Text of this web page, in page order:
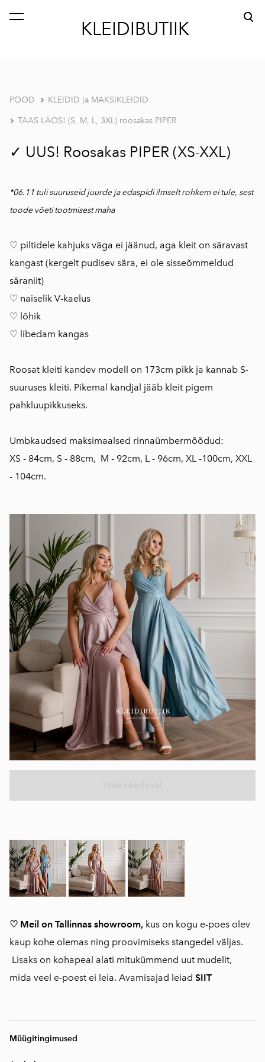
KLEIDIBUTIIK
lisati ostukorvi. Vaata ostukorvi
POOD KLEIDID ja MAKSIKLEIDID
TAAS LAOS! (S, M, L, 3XL) roosakas PIPER
♡ Meil on Tallinnas showroom, kus on kogu e-poes olev
kaup kohe olemas ning proovimiseks stangedel väljas.
Lisaks on kohapeal alati mitukümmend uut mudelit,
mida veel e-poest ei leia. Avamisajad leiad SIIT
✓ UUS! Roosakas PIPER (XS-XXL)
*06.11 tuli suuruseid juurde ja edaspidi ilmselt rohkem ei tule, sest
toode võeti tootmisest maha
♡ piltidele kahjuks väga ei jäänud, aga kleit on säravast
kangast (kergelt pudisev sära, ei ole sisseõmmeldud
säraniit)
♡ naiselik V-kaelus
♡ lõhik
♡ libedam kangas
Roosat kleiti kandev modell on 173cm pikk ja kannab S-
suuruses kleiti. Pikemal kandjal jääb kleit pigem
pahkluupikkuseks.
Umbkaudsed maksimaalsed rinnaümbermõõdud:
XS - 84cm, S - 88cm, M - 92cm, L - 96cm, XL -100cm, XXL
- 104cm.
Müügitingimused